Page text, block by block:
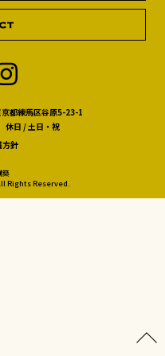
都練馬区谷原5-23-1
日 / 土日・祝
方針
築
Rights Reserved.